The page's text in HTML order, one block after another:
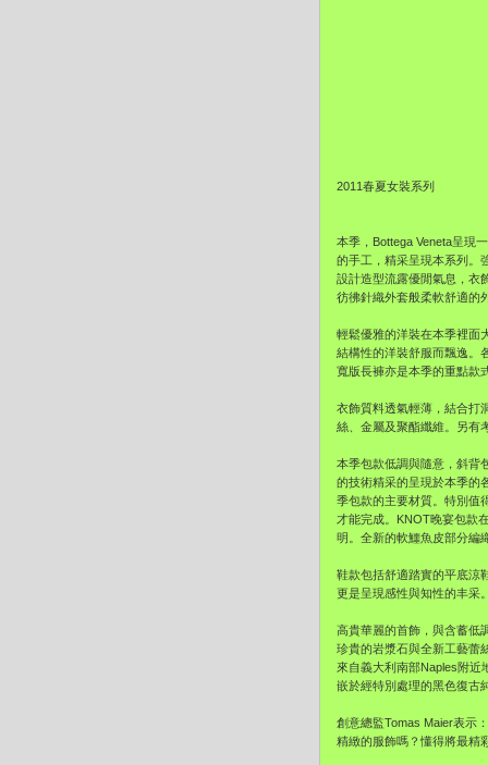
2011春夏女裝系列
本季，Bottega Veneta呈現
的手工，精采呈現本系列。
設計造型流露優閒氣息，衣
彷彿針織外套般柔軟舒適的
輕鬆優雅的洋裝在本季裡面
結構性的洋裝舒服而飄逸。
寬版長褲亦是本季的重點款
衣飾質料透氣輕薄，結合打
絲、金屬及聚酯纖維。另有
本季包款低調與隨意，斜背
的技術精采的呈現於本季的
季包款的主要材質。特別值
才能完成。KNOT晚宴包款
明。全新的軟鱷魚皮部分編
鞋款包括舒適踏實的平底涼
更是呈現感性與知性的丰采
高貴華麗的首飾，與含蓄低
珍貴的岩漿石與全新工藝蕾
來自義大利南部Naples附近
嵌於經特別處理的黑色復古
創意總監Tomas Maier表示
精緻的服飾嗎？懂得將最精